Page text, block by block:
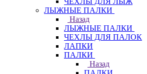
ЛЫЖНЫЕ ПАЛКИ
Назад
ЛЫЖНЫЕ ПАЛКИ
ЧЕХЛЫ ДЛЯ ПАЛОК
ЛАПКИ
ПАЛКИ
Назад